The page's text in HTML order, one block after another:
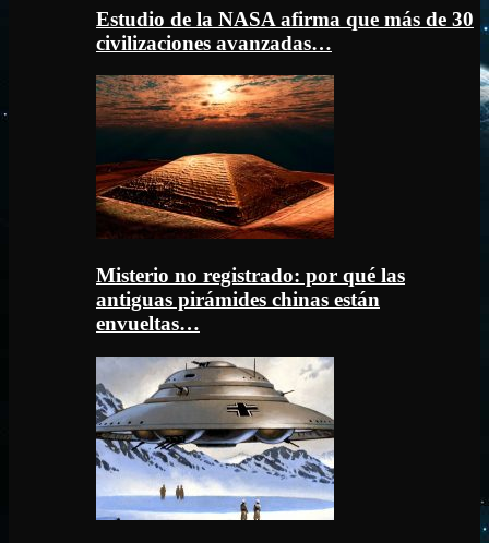
Estudio de la NASA afirma que más de 30
civilizaciones avanzadas…
Misterio no registrado: por qué las
antiguas pirámides chinas están
envueltas…